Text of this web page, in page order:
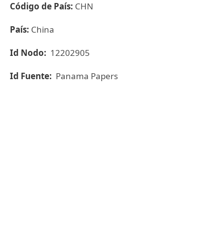
Código de País: CHN
País: China
Id Nodo: 12202905
Id Fuente: Panama Papers